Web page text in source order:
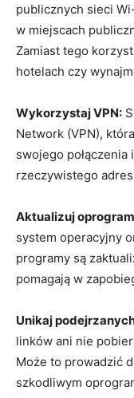
publicznych sieci
w miejscach
Zamiast tego
hotelach czy
Wykorzystaj VPN:
Network (VPN),
swojego
rzeczywistego
Aktualizuj
system operacyjny
programy są
pomagają w
Unikaj
linków ani nie
Może to prowadzić
szkodliwym